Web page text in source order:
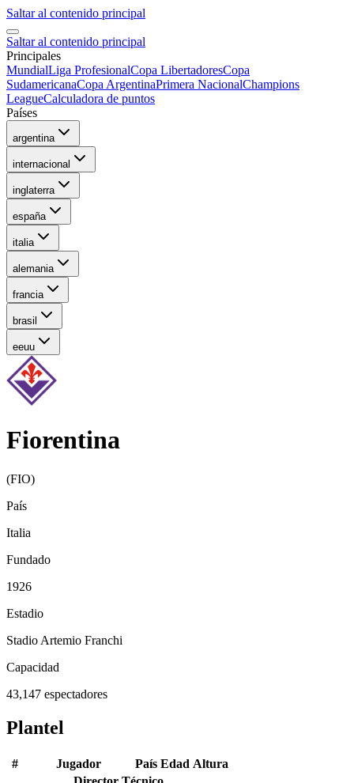
Saltar al contenido principal
Saltar al contenido principal
Principales
MundialLiga ProfesionalCopa LibertadoresCopa
SudamericanaCopa ArgentinaPrimera NacionalChampions
LeagueCalculadora de puntos
Países
argentina
internacional
inglaterra
españa
italia
alemania
francia
brasil
eeuu
Fiorentina
(FIO)
País
Italia
Fundado
1926
Estadio
Stadio Artemio Franchi
Capacidad
43,147 espectadores
Plantel
# Jugador País Edad Altura